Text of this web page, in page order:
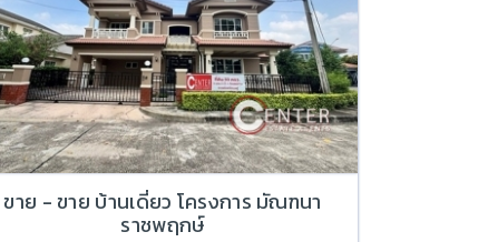
ขาย - ขาย บ้านเดี่ยว โครงการ มัณฑนา
ราชพฤกษ์